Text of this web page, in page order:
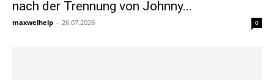
nach der Trennung von Johnny...
maxwelhelp - 26.07.2026 0